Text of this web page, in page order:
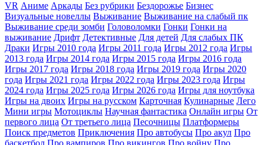
VR Аниме Аркады Без рубрики Бездорожье Бизнес
Визуальные новеллы Выживание Выживание на слабый пк
Выживание среди зомби Головоломки Гонки Гонки на
выживание Дрифт Детективные Для детей Для слабых ПК
Драки Игры 2010 года Игры 2011 года Игры 2012 года Игры
2013 года Игры 2014 года Игры 2015 года Игры 2016 года
Игры 2017 года Игры 2018 года Игры 2019 года Игры 2020
года Игры 2021 года Игры 2022 года Игры 2023 года Игры
2024 года Игры 2025 года Игры 2026 года Игры для ноутбука
Игры на двоих Игры на русском Карточная Кулинарные Лего
Мини игры Мотоциклы Научная фантастика Онлайн игры От
первого лица От третьего лица Песочницы Платформеры
Поиск предметов Приключения Про автобусы Про акул Про